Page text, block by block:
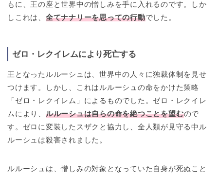
もに、王の座と世界中の憎しみを手に入れるのです。しか
しこれは、 全てナナリーを思っての行動でした。
ゼロ・レクイレムにより死亡する
王となったルルーシュは、世界中の人々に独裁体制を見せ
つけます。しかし、これはルルーシュの命をかけた策略
「ゼロ・レクイレム」によるものでした。ゼロ・レクイレ
ムにより、 ルルーシュは自らの命を絶つことを望むので
す。ゼロに変装したスザクと協力し、全人類が見守る中ル
ルーシュは殺害されました。
ルルーシュは、憎しみの対象となっていた自身が死ぬこと